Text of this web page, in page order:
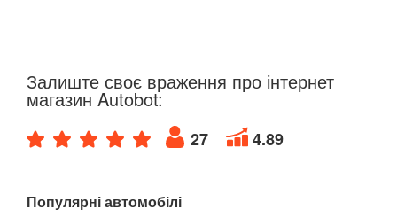
Залиште своє враження про інтернет
магазин Autobot:
27 4.89
Популярні автомобілі